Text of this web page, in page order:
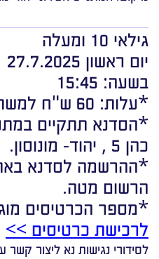
גילאי 10 ומעלה
יום ראשון 27.7.2025
בשעה: 15:45
*עלות: 60 ש"ח למשתתף
*הסדנא תתקיים
כהן 5 , יהוד- מונוסון.
*ההרשמה לסדנא
הרשום מטה.
*מספר הכרטיסים
לרכישת כרטיסים >>
לסידורי נגישות נא ליצור קשר עם